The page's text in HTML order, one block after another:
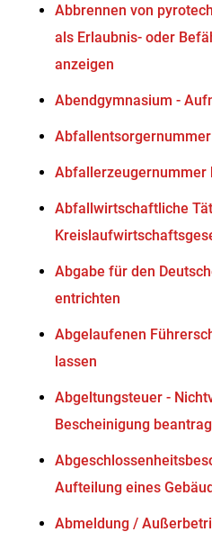
Abbrennen von
als Erlaubnis- oder
anzeigen
Abendgymnasium -
Abfallerzeugernummer
Abfallwirtschaftliche
Abgabe für den
entrichten
Abgelaufenen
lassen
Abgeltungsteuer -
Bescheinigung
Aufteilung eines
Abmeldung /